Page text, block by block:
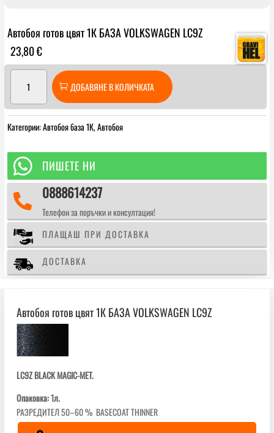
Автобоя готов цвят 1К БАЗА VOLKSWAGEN LC9Z
23,80€
Автобоя
готов
цвят
БАЗА
VOLKSWAGEN
ДОБАВЯНЕ В КОЛИЧКАТА
Категории:Автобоя база 1К,Автобоя
 ПИШЕТЕ НИ
 0888614237
Телефон за поръчки и консултация!
ПЛАЩАШ ПРИ ДОСТАВКА
ДОСТАВКА
Автобоя готов цвят 1К БАЗА VOLKSWAGEN LC9Z
LC9Z BLACK MAGIC-MET.
Опаковка: 1л.
РАЗРЕДИТЕЛ 50–60 % BASECOAT THINNER